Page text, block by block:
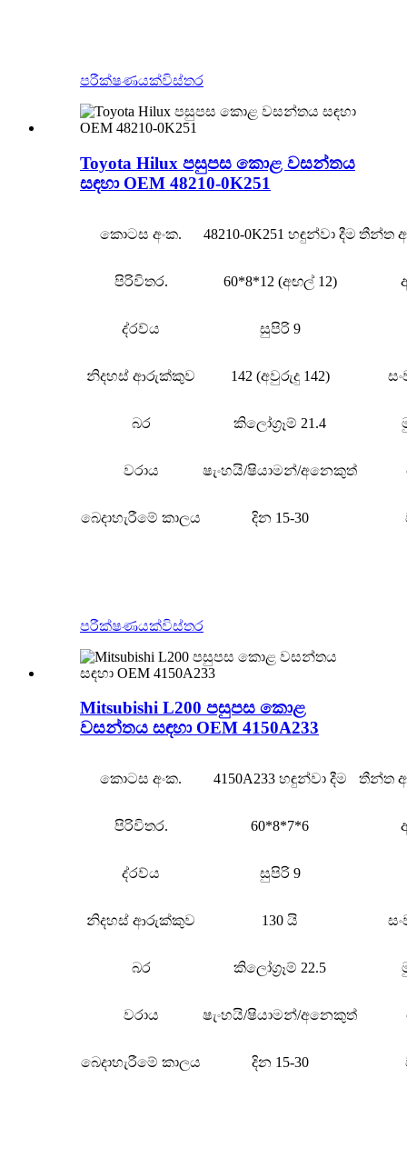
පරීක්ෂණයක්විස්තර
Toyota Hilux පසුපස කොළ වසන්තය
සඳහා OEM 48210-0K251
කොටස අංක. 48210-0K251 හඳුන්වා දීම තීන්ත
පිරිවිතර. 60*8*12 (අඟල් 12)
ද්රව්ය සුපිරි 9
නිදහස් ආරුක්කුව 142 (අවුරුදු 142)
බර කිලෝග්‍රෑම් 21.4
වරාය ෂැංහයි/ෂියාමන්/අනෙකුත්
බෙදාහැරීමේ කාලය දින 15-30
පරීක්ෂණයක්විස්තර
Mitsubishi L200 පසුපස කොළ
වසන්තය සඳහා OEM 4150A233
කොටස අංක. 4150A233 හඳුන්වා දීම තීන්ත
පිරිවිතර. 60*8*7*6
ද්රව්ය සුපිරි 9
නිදහස් ආරුක්කුව 130 යි
බර කිලෝග්‍රෑම් 22.5
වරාය ෂැංහයි/ෂියාමන්/අනෙකුත්
බෙදාහැරීමේ කාලය දින 15-30